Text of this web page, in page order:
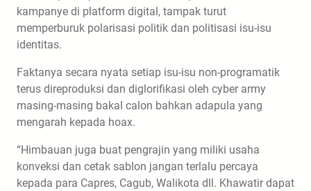
kampanye di platform digital, tampak turut
memperburuk polarisasi politik dan politisasi isu-isu
identitas.
Faktanya secara nyata setiap isu-isu non-programatik
terus direproduksi dan diglorifikasi oleh cyber army
masing-masing bakal calon bahkan adapula yang
mengarah kepada hoax.
“Himbauan juga buat pengrajin yang miliki usaha
konveksi dan cetak sablon jangan terlalu percaya
kepada para Capres, Cagub, Walikota dll. Khawatir dapat